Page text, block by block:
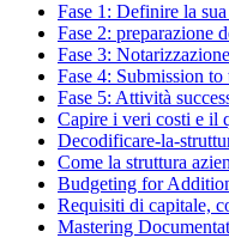
Fase 1: Definire la
Fase 2: preparazione
Fase 3:
Fase 4: Submission
Fase 5: Attività
Capire i veri costi e il
Decodificare-la-
Come la struttura
Budgeting for
Requisiti di capitale,
Mastering